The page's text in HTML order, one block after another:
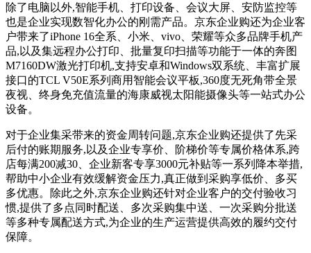
除了电脑以外,智能手机、打印设备、会议大屏、安防监控等
也是企业实现数智化办公的刚需产品。京东企业购还为企业客
户带来了iPhone 16全系、小米、vivo、荣耀等众多品牌手机产
品,以及集远程办公打印、批量复印扫描等功能于一体的奔图
M7160DW激光打印机,支持安卓和Windows双系统、丰富扩展
接口的TCL V50E系列商用智能会议平板,360度无死角带全景
夜视、终身免充值流量的海康威视太阳能摄像头等一站式办公
设备。
对于企业集采带来的资金周转问题,京东企业购还提供了先采
后付的账期服务,以及企业专享价、阶梯价等专属价格体系,跨
店每满200减30、企业新客专享3000元补贴等一系列降本举措,
帮助中小企业有效缓解资金压力,真正做到采购享低价、多买
多优惠。除此之外,京东企业购还针对企业客户的交付验收习
惯,提供了多点同时配送、多次采购集中送、一次采购分批送
等多种专属配送方式,为企业的生产运营提供高效的履约交付
保障。